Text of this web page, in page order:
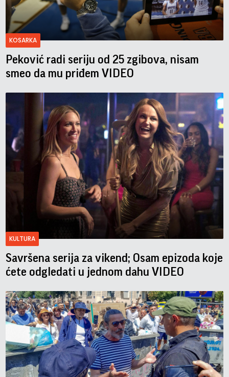
KOSARKA
Peković radi seriju od 25 zgibova, nisam
smeo da mu priđem VIDEO
KULTURA
Savršena serija za vikend; Osam epizoda koje
ćete odgledati u jednom dahu VIDEO